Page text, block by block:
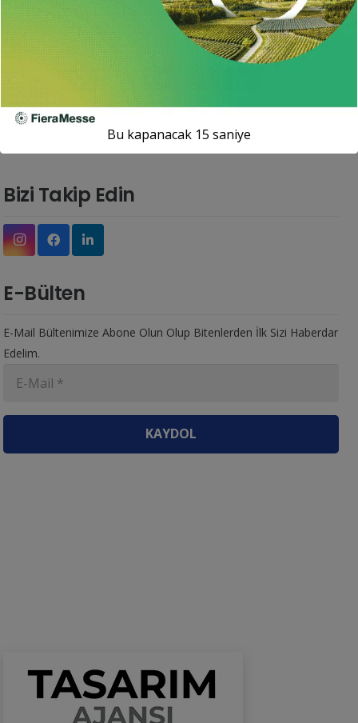
modeli örnek alınarak kuruldu ve fonun kuruluş ve
gelişimine TARSİM destek sağladı.
Önceki yazı
Bizi Takip Edin
E-Bülten
E-Mail Bültenimize Abone Olun Olup Bitenlerden İlk Sizi Haberdar
Edelim.
KAYDOL
Bu kapanacak 15 saniye